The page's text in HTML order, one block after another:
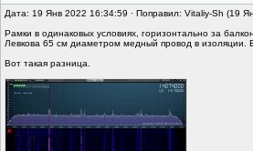
Дата: 19 Янв 2022 16:34:59 · Поправил: Vitaliy-Sh (19
Рамки в одинаковых условиях, горизонтально за
Левкова 65 см диаметром медный провод в изоляции.
Вот такая разница.